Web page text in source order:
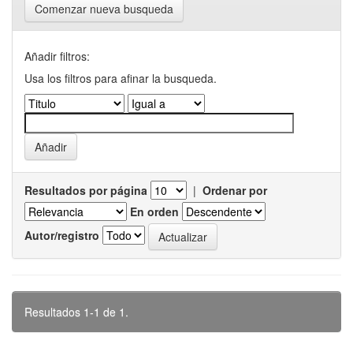
Comenzar nueva busqueda
Añadir filtros:
Usa los filtros para afinar la busqueda.
Resultados por página | Ordenar por
En orden
Autor/registro
Resultados 1-1 de 1.